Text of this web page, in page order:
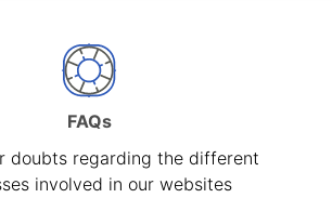
FAQs
doubts regarding the different
involved in our websites